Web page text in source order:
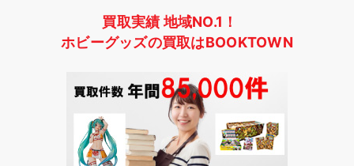
買取実績 地域NO.1！
ホビーグッズの買取はBOOKTOWN